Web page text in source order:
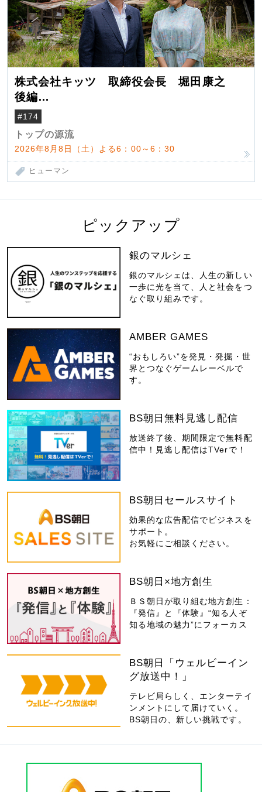
株式会社キッツ 取締役会長 堀田康之
後編
米国駐在でも浮かんだ八ヶ岳 山小屋を営
んだ父母
#174
トップの源流
2026年8月8日（土）よる6：00～6：30
ヒューマン
ピックアップ
銀のマルシェ
銀のマルシェは、人生の新しい
一歩に光を当て、人と社会をつ
なぐ取り組みです。
AMBER GAMES
“おもしろい”を発見・発掘・世
界とつなぐゲームレーベルで
す。
BS朝日無料見逃し配信
放送終了後、期間限定で無料配
信中！見逃し配信はTVerで！
BS朝日セールスサイト
効果的な広告配信でビジネスを
サポート。
お気軽にご相談ください。
BS朝日×地方創生
ＢＳ朝日が取り組む地方創生：
『発信』と『体験』“知る人ぞ
知る地域の魅力”にフォーカス
BS朝日「ウェルビーイン
グ放送中！」
テレビ局らしく、エンターテイ
ンメントにして届けていく。
BS朝日の、新しい挑戦です。